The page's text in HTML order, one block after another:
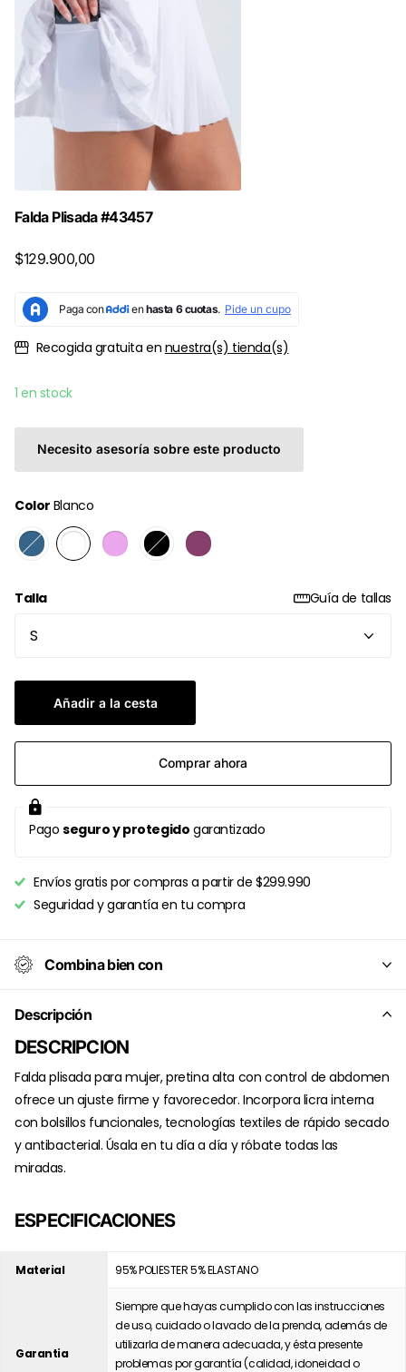
Falda Plisada #43457
$129.900,00
Recogida gratuita en nuestra(s) tienda(s)
1 en stock
Necesito asesoría sobre este producto
Color Blanco
Talla Guía de tallas
Añadir a la cesta
Comprar ahora
Pago seguro y protegido garantizado
Envíos gratis por compras a partir de $299.990
Seguridad y garantía en tu compra
Combina bien con
Descripción
DESCRIPCION
Falda plisada para mujer, pretina alta con control de abdomen
ofrece un ajuste firme y favorecedor. Incorpora licra interna
con bolsillos funcionales, tecnologías textiles de rápido secado
y antibacterial. Úsala en tu día a día y róbate todas las
miradas.
ESPECIFICACIONES
Material 95% POLIESTER 5% ELASTANO
Garantia
Siempre que hayas cumplido con las instrucciones
de uso, cuidado o lavado de la prenda, además de
utilizarla de manera adecuada, y ésta presente
problemas por garantía (calidad, idoneidad o